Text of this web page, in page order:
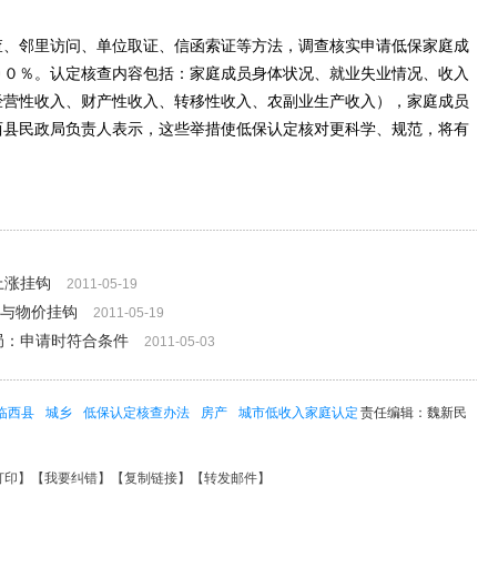
里访问、单位取证、信函索证等方法，调查核实申请低保家庭成
％。认定核查内容包括：家庭成员身体状况、就业失业情况、收入
性收入、财产性收入、转移性收入、农副业生产收入），家庭成员
民政局负责人表示，这些举措使低保认定核对更科学、规范，将有
挂钩
2011-05-19
物价挂钩 2011-05-19
申请时符合条件 2011-05-03
责任编辑：魏新民
西县 城乡 低保认定核查办法 房产
城市低收入家庭认定
印 】【我要纠错】【复制链接】【转发邮件】